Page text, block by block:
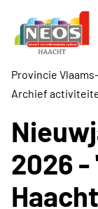
Provincie
Archief
2026 -